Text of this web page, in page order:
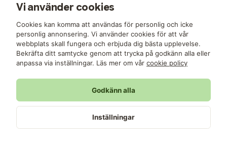
28832 Vinslöv
Medlemmar i:
Sovfabriken © 2026 Alla rättigheter reserverade
Sovfabriken AB | 559427-8177
Vi använder cookies
Cookies kan komma att användas för personlig och icke
personlig annonsering. Vi använder cookies för att vår
webbplats skall fungera och erbjuda dig bästa upplevelse.
Bekräfta ditt samtycke genom att trycka på godkänn alla eller
anpassa via inställningar. Läs mer om vår cookie policy
Godkänn alla
Inställningar